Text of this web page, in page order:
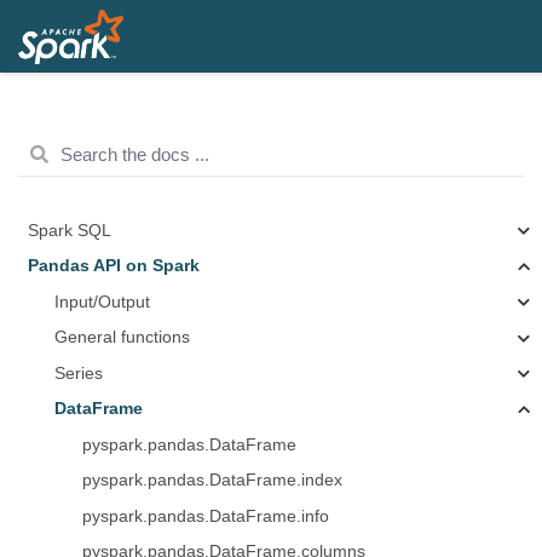
Spark SQL
Pandas API on Spark
Input/Output
General functions
Series
DataFrame
pyspark.pandas.DataFrame
pyspark.pandas.DataFrame.index
pyspark.pandas.DataFrame.info
pyspark.pandas.DataFrame.columns